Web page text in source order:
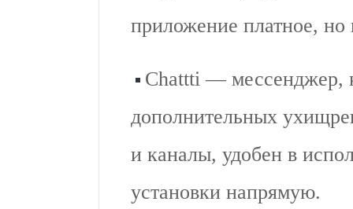
приложение платное,
Chattti — мессенджер,
дополнительных
и каналы, удобен в
установки напрямую.